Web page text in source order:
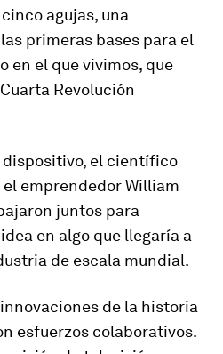
agujas, una
primeras bases para el
en el que vivimos, que
Revolución
dispositivo, el científico
emprendedor William
juntos para
en algo que llegaría a
de escala mundial.
de la historia
esfuerzos colaborativos.